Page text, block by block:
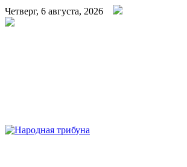
Четверг, 6 августа, 2026